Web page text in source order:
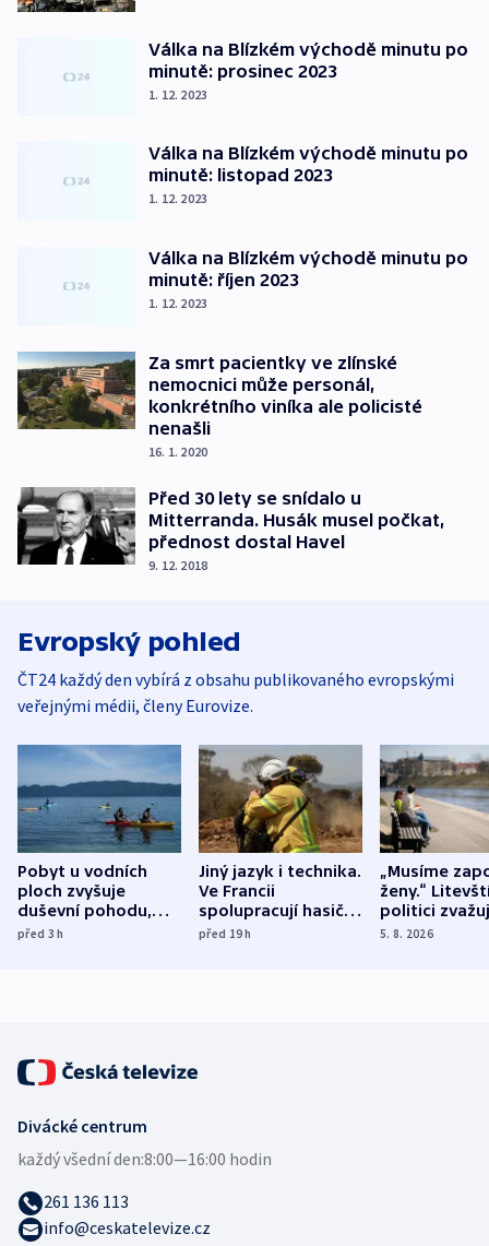
Válka na Blízkém východě minutu po
minutě: prosinec 2023
1. 12. 2023
Válka na Blízkém východě minutu po
minutě: listopad 2023
1. 12. 2023
Válka na Blízkém východě minutu po
minutě: říjen 2023
1. 12. 2023
Za smrt pacientky ve zlínské
nemocnici může personál,
konkrétního viníka ale policisté
nenašli
16. 1. 2020
Před 30 lety se snídalo u
Mitterranda. Husák musel počkat,
přednost dostal Havel
9. 12. 2018
Evropský pohled
ČT24 každý den vybírá z obsahu publikovaného evropskými
veřejnými médii, členy Eurovize.
Pobyt u vodních
ploch zvyšuje
duševní pohodu,
ukázala
před 3h
Jiný jazyk i technika.
Ve Francii
spolupracují hasiči z
různých zemí
před 19h
„Musíme
ženy.“
politici
dohodu o
5. 8. 2026
Divácké centrum
každý všední den:8:00—16:00 hodin
261 136 113
info@ceskatelevize.cz